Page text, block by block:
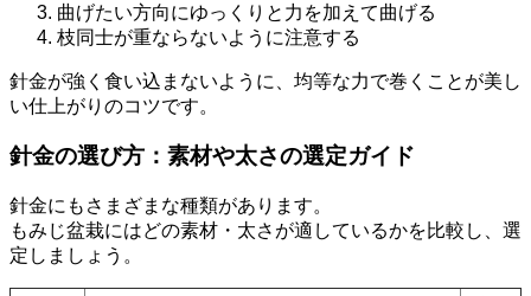
曲げたい方向にゆっくりと力を加えて曲げる
枝同士が重ならないように注意する
針金が強く食い込まないように、均等な力で巻くことが美し
い仕上がりのコツです。
針金の選び方：素材や太さの選定ガイド
針金にもさまざまな種類があります。
もみじ盆栽にはどの素材・太さが適しているかを比較し、選
定しましょう。